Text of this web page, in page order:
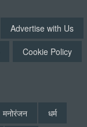
Advertise with Us
Cookie Policy
मनोरंजन
धर्म